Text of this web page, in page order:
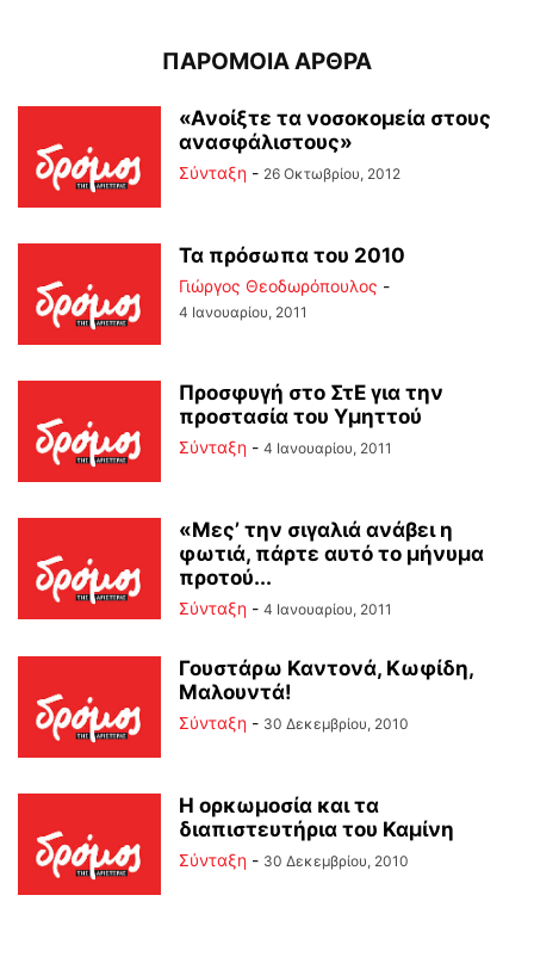
ΠΑΡΟΜΟΙΑ ΑΡΘΡΑ
«Ανοίξτε τα νοσοκομεία στους
ανασφάλιστους»
Σύνταξη - 26 Οκτωβρίου, 2012
Τα πρόσωπα του 2010
Γιώργος Θεοδωρόπουλος -
4 Ιανουαρίου, 2011
Προσφυγή στο ΣτΕ για την
προστασία του Υμηττού
Σύνταξη - 4 Ιανουαρίου, 2011
«Μες’ την σιγαλιά ανάβει η
φωτιά, πάρτε αυτό το μήνυμα
προτού...
Σύνταξη - 4 Ιανουαρίου, 2011
Γουστάρω Καντονά, Κωφίδη,
Μαλουντά!
Σύνταξη - 30 Δεκεμβρίου, 2010
Η ορκωμοσία και τα
διαπιστευτήρια του Καμίνη
Σύνταξη - 30 Δεκεμβρίου, 2010